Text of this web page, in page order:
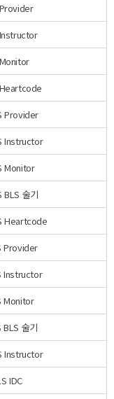
Provider
Instructor
Monitor
BLS 술기
Heartcode
Provider
Instructor
Monitor
BLS 술기
Instructor
IDC